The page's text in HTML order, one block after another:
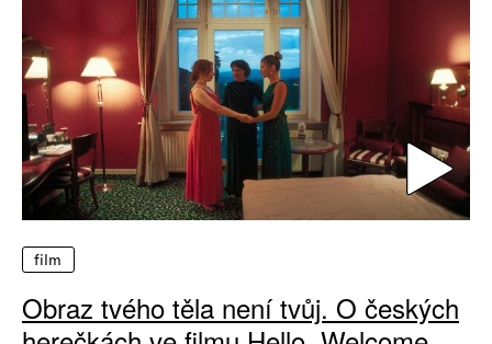
film
Obraz tvého těla není tvůj. O českých